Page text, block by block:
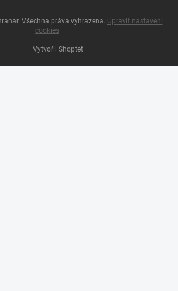
Vytvořil Shoptet
. Všechna práva vyhrazena. Upravit nastavení
cookies